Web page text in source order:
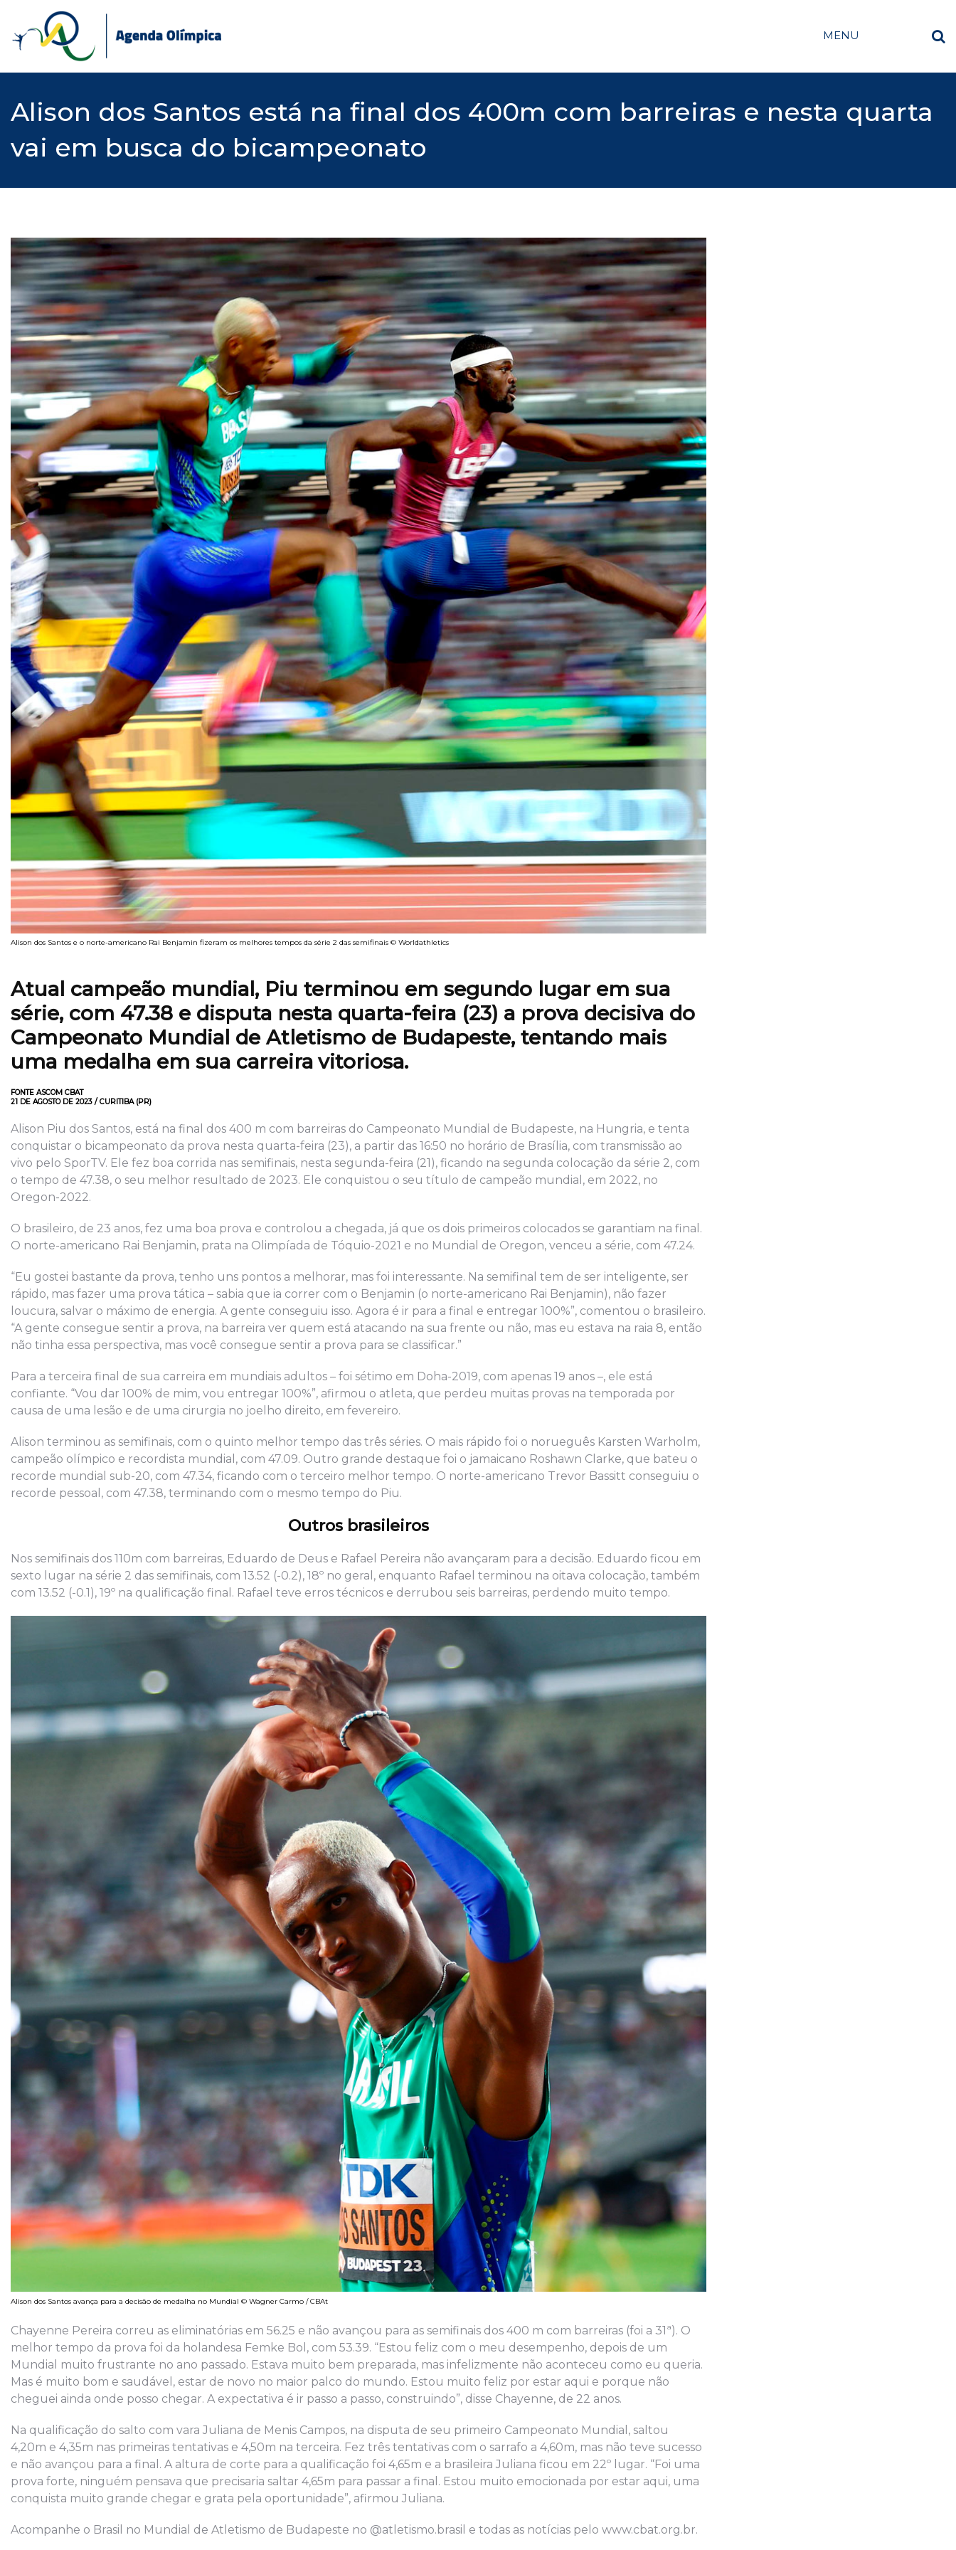
content
MENU
Alison dos Santos está na final dos 400m com barreiras e nesta quarta
vai em busca do bicampeonato
Alison dos Santos e o norte-americano Rai Benjamin fizeram os melhores tempos da série 2 das semifinais © Worldathletics
Atual campeão mundial, Piu terminou em segundo lugar em sua
série, com 47.38 e disputa nesta quarta-feira (23) a prova decisiva do
Campeonato Mundial de Atletismo de Budapeste, tentando mais
uma medalha em sua carreira vitoriosa.
FONTE ASCOM CBAT
21 DE AGOSTO DE 2023 / CURITIBA (PR)
Alison Piu dos Santos, está na final dos 400 m com barreiras do Campeonato Mundial de Budapeste, na Hungria, e tenta
conquistar o bicampeonato da prova nesta quarta-feira (23), a partir das 16:50 no horário de Brasília, com transmissão ao
vivo pelo SporTV. Ele fez boa corrida nas semifinais, nesta segunda-feira (21), ficando na segunda colocação da série 2, com
o tempo de 47.38, o seu melhor resultado de 2023. Ele conquistou o seu título de campeão mundial, em 2022, no
Oregon-2022.
O brasileiro, de 23 anos, fez uma boa prova e controlou a chegada, já que os dois primeiros colocados se garantiam na final.
O norte-americano Rai Benjamin, prata na Olimpíada de Tóquio-2021 e no Mundial de Oregon, venceu a série, com 47.24.
“Eu gostei bastante da prova, tenho uns pontos a melhorar, mas foi interessante. Na semifinal tem de ser inteligente, ser
rápido, mas fazer uma prova tática – sabia que ia correr com o Benjamin (o norte-americano Rai Benjamin), não fazer
loucura, salvar o máximo de energia. A gente conseguiu isso. Agora é ir para a final e entregar 100%”, comentou o brasileiro.
“A gente consegue sentir a prova, na barreira ver quem está atacando na sua frente ou não, mas eu estava na raia 8, então
não tinha essa perspectiva, mas você consegue sentir a prova para se classificar.”
Para a terceira final de sua carreira em mundiais adultos – foi sétimo em Doha-2019, com apenas 19 anos –, ele está
confiante. “Vou dar 100% de mim, vou entregar 100%”, afirmou o atleta, que perdeu muitas provas na temporada por
causa de uma lesão e de uma cirurgia no joelho direito, em fevereiro.
Alison terminou as semifinais, com o quinto melhor tempo das três séries. O mais rápido foi o norueguês Karsten Warholm,
campeão olímpico e recordista mundial, com 47.09. Outro grande destaque foi o jamaicano Roshawn Clarke, que bateu o
recorde mundial sub-20, com 47.34, ficando com o terceiro melhor tempo. O norte-americano Trevor Bassitt conseguiu o
recorde pessoal, com 47.38, terminando com o mesmo tempo do Piu.
Outros brasileiros
Nos semifinais dos 110m com barreiras, Eduardo de Deus e Rafael Pereira não avançaram para a decisão. Eduardo ficou em
sexto lugar na série 2 das semifinais, com 13.52 (-0.2), 18º no geral, enquanto Rafael terminou na oitava colocação, também
com 13.52 (-0.1), 19º na qualificação final. Rafael teve erros técnicos e derrubou seis barreiras, perdendo muito tempo.
Alison dos Santos avança para a decisão de medalha no Mundial © Wagner Carmo / CBAt
Chayenne Pereira correu as eliminatórias em 56.25 e não avançou para as semifinais dos 400 m com barreiras (foi a 31ª). O
melhor tempo da prova foi da holandesa Femke Bol, com 53.39. “Estou feliz com o meu desempenho, depois de um
Mundial muito frustrante no ano passado. Estava muito bem preparada, mas infelizmente não aconteceu como eu queria.
Mas é muito bom e saudável, estar de novo no maior palco do mundo. Estou muito feliz por estar aqui e porque não
cheguei ainda onde posso chegar. A expectativa é ir passo a passo, construindo”, disse Chayenne, de 22 anos.
Na qualificação do salto com vara Juliana de Menis Campos, na disputa de seu primeiro Campeonato Mundial, saltou
4,20m e 4,35m nas primeiras tentativas e 4,50m na terceira. Fez três tentativas com o sarrafo a 4,60m, mas não teve sucesso
e não avançou para a final. A altura de corte para a qualificação foi 4,65m e a brasileira Juliana ficou em 22º lugar. “Foi uma
prova forte, ninguém pensava que precisaria saltar 4,65m para passar a final. Estou muito emocionada por estar aqui, uma
conquista muito grande chegar e grata pela oportunidade”, afirmou Juliana.
Acompanhe o Brasil no Mundial de Atletismo de Budapeste no @atletismo.brasil e todas as notícias pelo www.cbat.org.br.